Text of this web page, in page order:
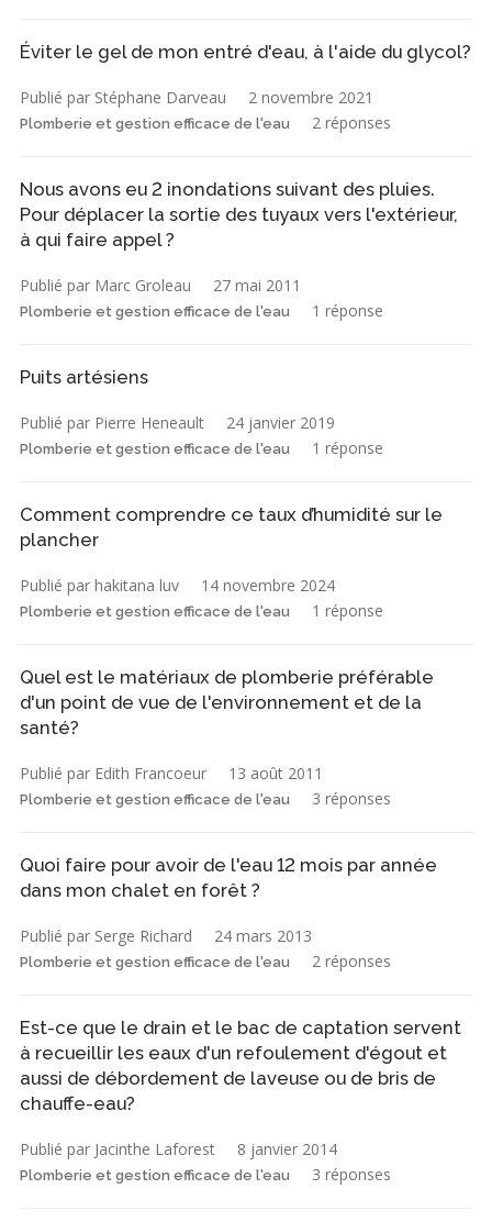
Éviter le gel de mon entré d'eau, à l'aide du glycol?
Publié par Stéphane Darveau 2 novembre 2021
Plomberie et gestion efficace de l'eau 2 réponses
Nous avons eu 2 inondations suivant des pluies.
Pour déplacer la sortie des tuyaux vers l'extérieur,
à qui faire appel ?
Publié par Marc Groleau 27 mai 2011
Plomberie et gestion efficace de l'eau 1 réponse
Puits artésiens
Publié par Pierre Heneault 24 janvier 2019
Plomberie et gestion efficace de l'eau 1 réponse
Comment comprendre ce taux d’humidité sur le
plancher
Publié par hakitana luv 14 novembre 2024
Plomberie et gestion efficace de l'eau 1 réponse
Quel est le matériaux de plomberie préférable
d'un point de vue de l'environnement et de la
santé?
Publié par Edith Francoeur 13 août 2011
Plomberie et gestion efficace de l'eau 3 réponses
Quoi faire pour avoir de l'eau 12 mois par année
dans mon chalet en forêt ?
Publié par Serge Richard 24 mars 2013
Plomberie et gestion efficace de l'eau 2 réponses
Est-ce que le drain et le bac de captation servent
à recueillir les eaux d'un refoulement d'égout et
aussi de débordement de laveuse ou de bris de
chauffe-eau?
Publié par Jacinthe Laforest 8 janvier 2014
Plomberie et gestion efficace de l'eau 3 réponses